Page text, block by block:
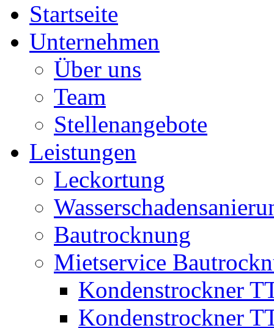
Startseite
Unternehmen
Über uns
Team
Stellenangebote
Leistungen
Leckortung
Bautrocknung
Mietservice
Kondenstrockner
Kondenstrockner